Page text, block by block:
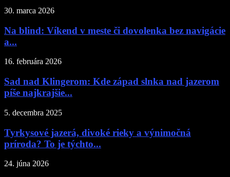
30. marca 2026
Na blind: Víkend v meste či dovolenka bez navigácie
a...
16. februára 2026
Sad nad Klingerom: Kde západ slnka nad jazerom
píše najkrajšie...
5. decembra 2025
Tyrkysové jazerá, divoké rieky a výnimočná
príroda? To je týchto...
24. júna 2026